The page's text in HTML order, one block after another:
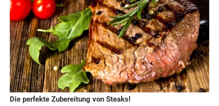
Die perfekte Zubereitung von Steaks!